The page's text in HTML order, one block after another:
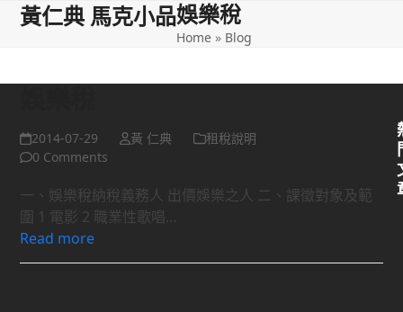
Skip黃仁典 馬克小品
Open
Close
娛樂稅
Home » Blog
2014-07-29 黃 仁典
租稅說明
0 Comments
一、娛樂稅納稅義務人 出價娛樂之人 二、課徵對象及範
圍 1 電影 2 職業性歌唱…
Read more